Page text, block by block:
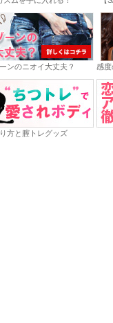
ンのニオイ大丈夫？ 感度
方と膣トレグッズ